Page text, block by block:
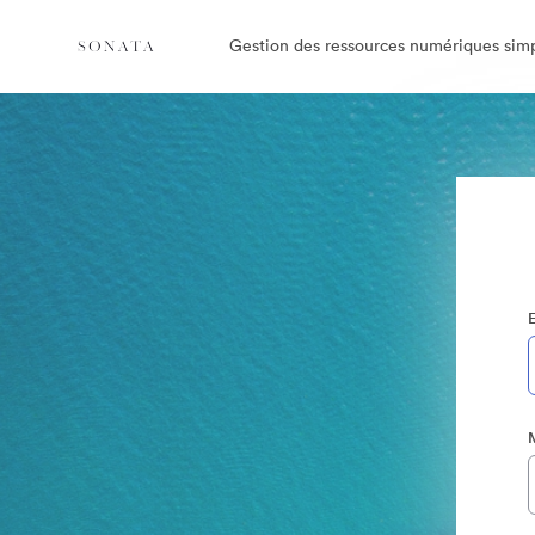
Gestion des ressources numériques